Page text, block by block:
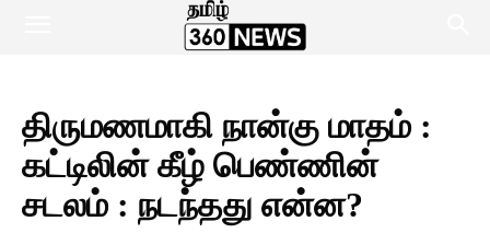
திருமணமாகி நான்கு மாதம் :
கட்டிலின் கீழ் பெண்ணின்
சடலம் : நடந்தது என்ன?